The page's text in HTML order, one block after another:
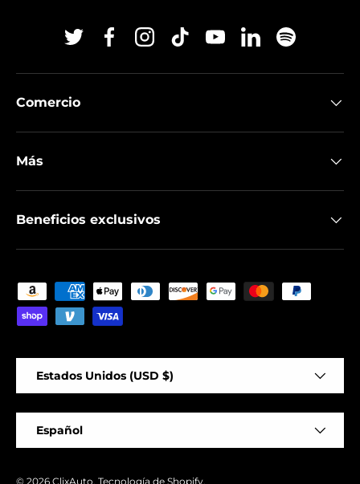
TwitterFacebookInstagram
TikTokYouTubeLinkedinSpotify
Comercio
Más
Beneficios exclusivos
Formas de pago aceptadas
Estados Unidos (USD $)
Español
© 2026 ClixAuto. Tecnología de Shopify.